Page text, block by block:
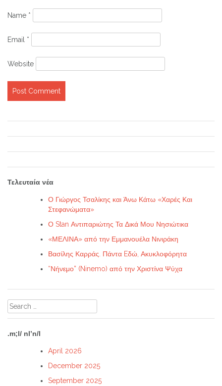
Name *
Email *
Website
Τελευταία νέα
Ο Γιώργος Τσαλίκης και Άνω Κάτω «Χαρές Και
Στεφανώματα»
Ο Stan Αντιπαριώτης Τα Δικά Μου Νησιώτικα
«ΜΕΛΙΝΑ» από την Εμμανουέλα Νινιράκη
Βασίλης Καρράς. Πάντα Eδώ, Ακυκλοφόρητα
“Νήνεμο” (Ninemo) από την Χριστίνα Ψύχα
Search
for:
.m;l/ nl’n/l
April 2026
December 2025
September 2025